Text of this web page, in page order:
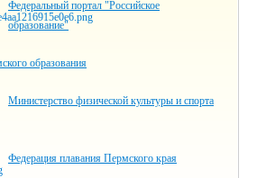
Федеральный портал "Российское
образование"
образования
Министерство физической культуры и спорта
Федерация плавания Пермского края